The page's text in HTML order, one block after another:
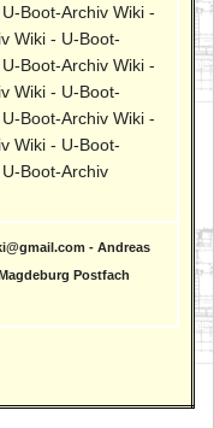
Boot-Archiv Wiki -
Wiki - U-Boot-
Boot-Archiv Wiki -
Wiki - U-Boot-
Boot-Archiv Wiki -
Wiki - U-Boot-
Boot-Archiv
- Andreas
Postfach